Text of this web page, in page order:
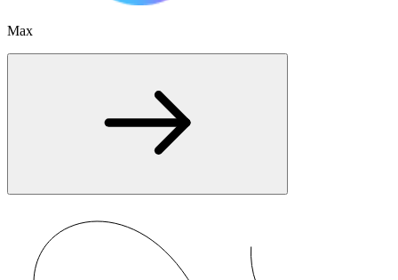
Max